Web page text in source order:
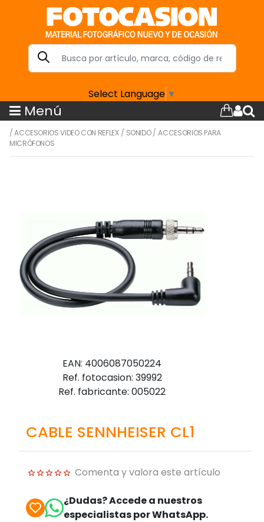
Select Language ▼
Menú
/ACCESORIOS VIDEO CON REFLEX/ SONIDO/ACCESORIOS PARA
MICRÓFONOS
EAN: 4006087050224
Ref. fotocasion: 39992
Ref. fabricante: 005022
CABLE SENNHEISER CL1
Comenta y valora este artículo
¿Dudas? Accede a nuestros
especialistas por WhatsApp.